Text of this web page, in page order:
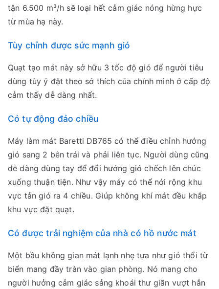
tận 6.500 m³/h sẽ loại hết cảm giác nóng hừng hực
từ mùa hạ này.
Tùy chỉnh được sức mạnh gió
Quạt tạo mát này sở hữu 3 tốc độ gió để người tiêu
dùng tùy ý đặt theo sở thích của chính mình ở cấp độ
cảm thấy dễ dàng nhất.
Có tự động đảo chiều
Máy làm mát Baretti DB765 có thể điều chỉnh hướng
gió sang 2 bên trái và phải liên tục. Người dùng cũng
dễ dàng dùng tay để đổi hướng gió chếch lên chúc
xuống thuận tiện. Như vậy máy có thể nới rộng khu
vực tản gió ra 4 chiều. Giúp không khí mát đều khắp
khu vực đặt quạt.
Có được trải nghiệm của nhà có hồ nước mát
Một bầu không gian mát lạnh nhẹ tựa như gió thổi từ
biển mang đầy tràn vào gian phòng. Nó mang cho
người hưởng cảm giác sảng khoái thư giãn vượt hẳn